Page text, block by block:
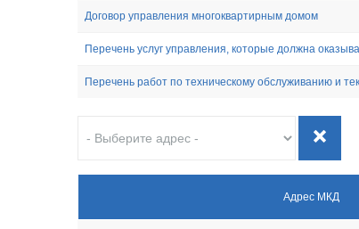
Договор управления многоквартирным домом
Перечень услуг управления, которые должна
Перечень работ по техническому обслуживанию и
Адрес МКД